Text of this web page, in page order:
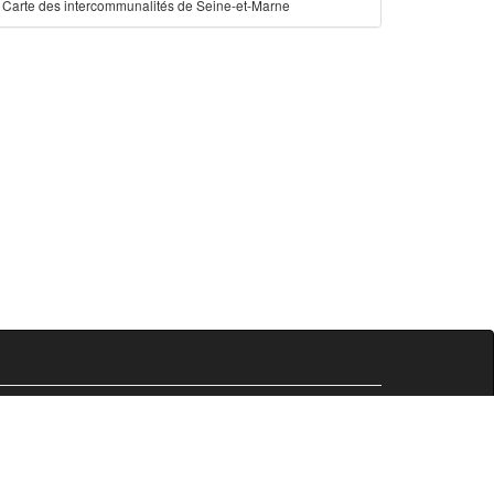
Carte des intercommunalités de Seine-et-Marne